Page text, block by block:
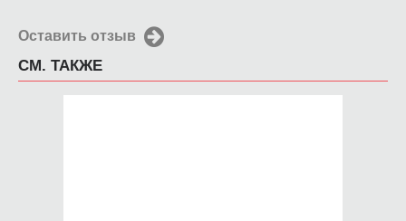
Оставить отзыв
СМ. ТАКЖЕ